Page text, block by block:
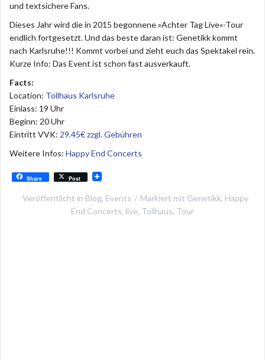
und textsichere Fans.
Dieses Jahr wird die in 2015 begonnene »Achter Tag Live«-Tour
endlich fortgesetzt. Und das beste daran ist: Genetikk kommt
nach Karlsruhe!!! Kommt vorbei und zieht euch das Spektakel rein.
Kurze Info: Das Event ist schon fast ausverkauft.
Facts:
Location: Tollhaus Karlsruhe
Einlass: 19 Uhr
Beginn: 20 Uhr
Eintritt VVK: 29.45€ zzgl. Gebühren
Weitere Infos: Happy End Concerts
Share Post
Veröffentlicht in Blog, Events Markiert mit Genetikk, Happy
End Concerts, live, Tollhaus, Tour